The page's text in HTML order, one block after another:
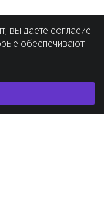
вы даете согласие
обеспечивают